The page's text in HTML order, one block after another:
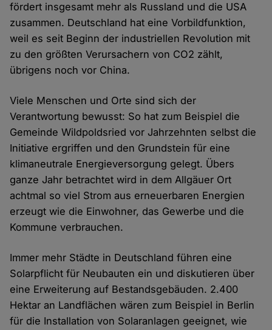
fördert insgesamt mehr als Russland und die USA
zusammen. Deutschland hat eine Vorbildfunktion,
weil es seit Beginn der industriellen Revolution mit
zu den größten Verursachern von CO2 zählt,
übrigens noch vor China.
Viele Menschen und Orte sind sich der
Verantwortung bewusst: So hat zum Beispiel die
Gemeinde Wildpoldsried vor Jahrzehnten selbst die
Initiative ergriffen und den Grundstein für eine
klimaneutrale Energieversorgung gelegt. Übers
ganze Jahr betrachtet wird in dem Allgäuer Ort
achtmal so viel Strom aus erneuerbaren Energien
erzeugt wie die Einwohner, das Gewerbe und die
Kommune verbrauchen.
Immer mehr Städte in Deutschland führen eine
Solarpflicht für Neubauten ein und diskutieren über
eine Erweiterung auf Bestandsgebäuden. 2.400
Hektar an Landflächen wären zum Beispiel in Berlin
für die Installation von Solaranlagen geeignet, wie